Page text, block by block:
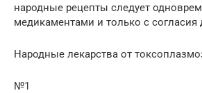
народные рецепты следует
медикаментами и только с согласия
Народные лекарства от
№1